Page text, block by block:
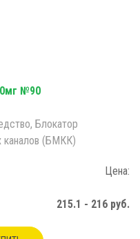
№90
Блокатор
каналов (БМКК)
Цена:
215.1 - 216 руб.